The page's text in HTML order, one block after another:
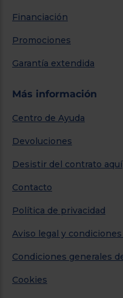
Financiación
Promociones
Garantía extendida
Más información
Centro de Ayuda
Devoluciones
Desistir del contrato aquí
Contacto
Política de privacidad
Aviso legal y
Condiciones generales
Cookies